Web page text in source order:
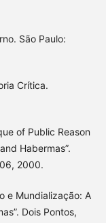
São Paulo:
Crítica.
of Public Reason
Habermas”.
2000.
e Mundialização: A
Dois Pontos,